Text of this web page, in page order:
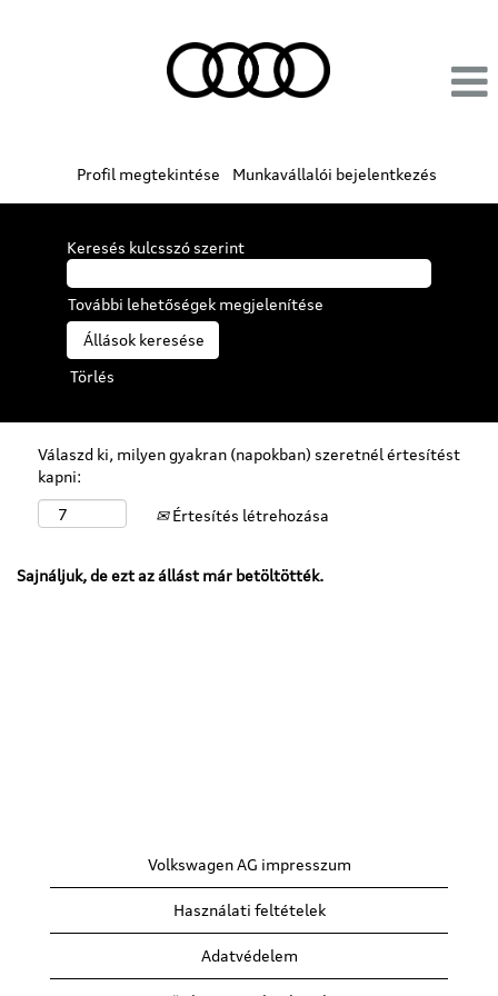
Profil megtekintése Munkavállalói bejelentkezés
Keresés kulcsszó szerint
További lehetőségek megjelenítése
Törlés
Válaszd ki, milyen gyakran (napokban) szeretnél értesítést
kapni:
Értesítés létrehozása
Sajnáljuk, de ezt az állást már betöltötték.
Volkswagen AG impresszum
Használati feltételek
Adatvédelem